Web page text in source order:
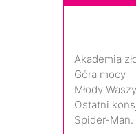
Akademia
Góra mocy
Młody
Ostatni
Spider-Man.